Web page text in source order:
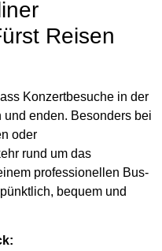
Reisen
Konzertbesuche in der
enden. Besonders bei
oder
rund um das
professionellen Bus-
bequem und